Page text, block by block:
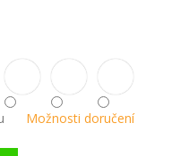
Možnosti doručení